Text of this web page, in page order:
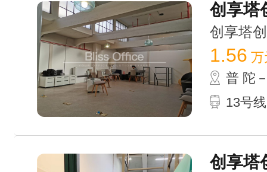
创享塔
创享塔
1.56 万
普 陀
13号
创享塔